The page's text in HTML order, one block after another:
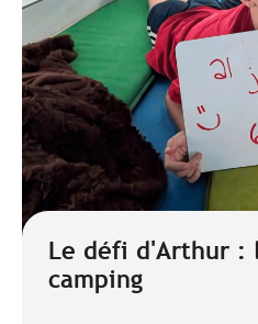
Le défi d'Arthur :
camping